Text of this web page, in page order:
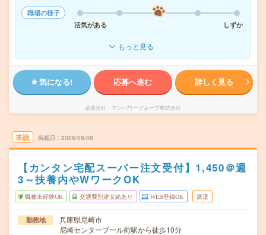
職場の様子
活気がある
しずか
もっと見る
気になる! 応募へ進む 詳しく見る
派遣会社 マンパワーグループ株式会社
未読 掲載日 2026/08/08
【カンタン宅配スーパー注文受付】1,450＠週
3～扶養内やWワークOK
職種未経験OK 交通費別途支給あり WEB登録OK 派遣
勤務地
兵庫県尼崎市
尼崎センタープール前駅から徒歩10分